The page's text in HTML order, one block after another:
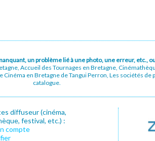
un problème lié à une photo, une erreur, etc.,
Accueil des Tournages en Bretagne,
en Bretagne de Tangui Perron, Les sociétés
catalogue.
diffuseur (cinéma,
festival, etc.) :
compte